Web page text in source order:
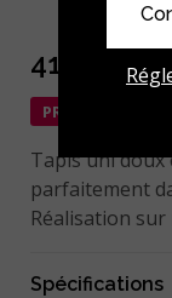
418-006-
PROMO
Tapis uni
parfaitement
Réalisation
Spécifications